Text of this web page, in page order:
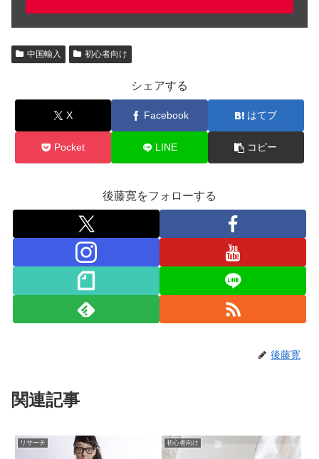
中国輸入 初心者向け
シェアする
X Facebook はてブ
Pocket LINE コピー
後藤寛をフォローする
後藤寛
関連記事
リサーチ 初心者向け